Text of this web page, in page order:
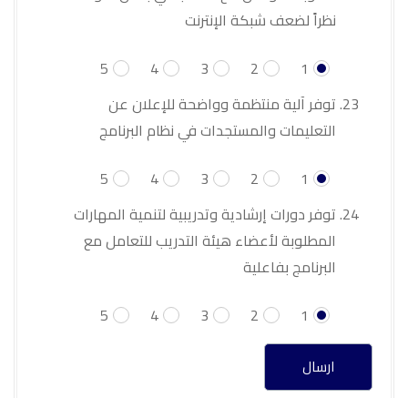
نظراً لضعف شبكة الإنترنت
1
2
3
4
5
توفر آلية منتظمة وواضحة للإعلان عن
التعليمات والمستجدات في نظام البرنامج
1
2
3
4
5
توفر دورات إرشادية وتدريبية لتنمية المهارات
المطلوبة لأعضاء هيئة التدريب للتعامل مع
البرنامج بفاعلية
1
2
3
4
5